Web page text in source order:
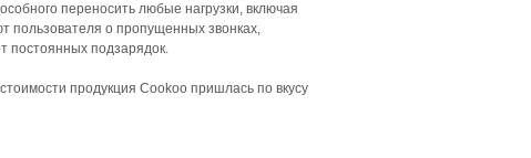
переносить любые нагрузки, включая
пользователя о пропущенных звонках,
постоянных подзарядок.
продукция Cookoo пришлась по вкусу